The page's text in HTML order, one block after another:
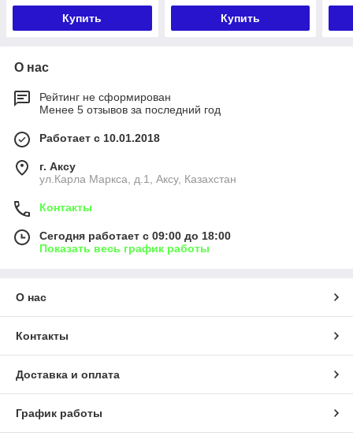
Купить Купить
О нас
Рейтинг не сформирован
Менее 5 отзывов за последний год
Работает с 10.01.2018
г. Аксу
ул.Карла Маркса, д.1, Аксу, Казахстан
Контакты
Сегодня работает с 09:00 до 18:00
Показать весь график работы
О нас
Контакты
Доставка и оплата
График работы